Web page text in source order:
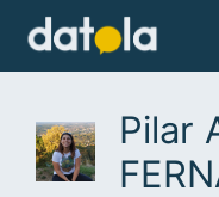
Pilar